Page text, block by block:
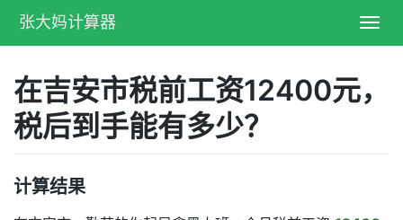
张大妈计算器
在吉安市税前工资12400元，
税后到手能有多少？
计算结果